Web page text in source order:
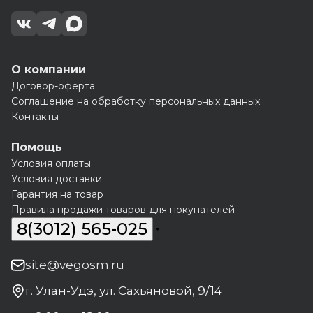
О компании
Договор-оферта
Соглашение на обработку персональных данных
Контакты
Помощь
Условия оплаты
Условия доставки
Гарантия на товар
Правила продажи товаров для покупателей
8(3012) 565-025
site@vegosm.ru
г. Улан-Удэ, ул. Сахьяновой, 9/14